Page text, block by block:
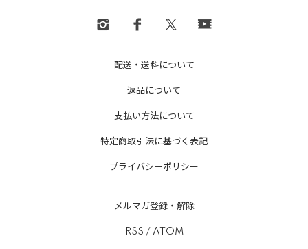
配送・送料について
返品について
支払い方法について
特定商取引法に基づく表記
プライバシーポリシー
メルマガ登録・解除
RSS / ATOM